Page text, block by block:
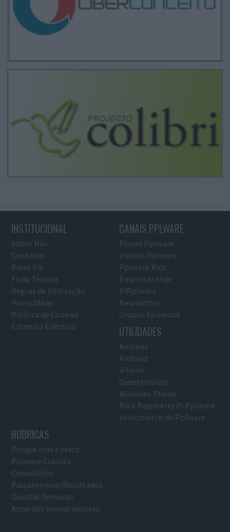
INSTITUCIONAL
Sobre Nós
Contacto
Press Kit
Ficha Técnica
Regras de Utilização
Privacidade
Política de Cookies
Estatuto Editorial
CANAIS PPLWARE
Fórum Pplware
Usados Pplware
Pplware Kids
Empresas Hoje
PiPplware
Newsletter
Grupos Facebook
UTILIDADES
Análises
Android
iPhone
Questionários
Windows Phone
Pack Raspberry Pi Pplware
Velocímetro do Pplware
RUBRICAS
Porque hoje é sexta
Pplware Classics…
Consultório
Passatempos/Resultados
Questão Semanal
Apps dos nossos leitores